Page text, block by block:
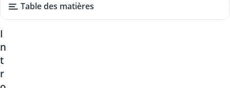
Table des matières
I
n
t
r